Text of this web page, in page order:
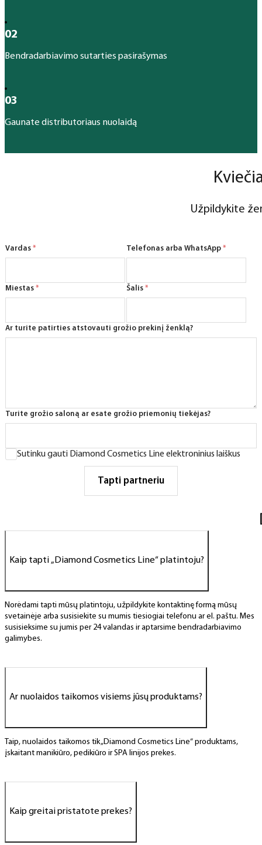
02
Bendradarbiavimo sutarties pasirašymas
03
Gaunate distributoriaus nuolaidą
Užpildykite
Vardas * Telefonas arba WhatsApp *
Miestas * Šalis *
Ar turite patirties atstovauti grožio prekinį ženklą?
Turite grožio saloną ar esate grožio priemonių tiekėjas?
x
Sutinku gauti Diamond Cosmetics Line elektroninius laiškus
Tapti partneriu
Kaip tapti „Diamond Cosmetics Line“ platintoju?
Norėdami tapti mūsų platintoju, užpildykite kontaktinę formą mūsų
svetainėje arba susisiekite su mumis tiesiogiai telefonu ar el. paštu. Mes
susisieksime su jumis per 24 valandas ir aptarsime bendradarbiavimo
galimybes.
Ar nuolaidos taikomos visiems jūsų produktams?
Taip, nuolaidos taikomos tik „Diamond Cosmetics Line“ produktams,
įskaitant manikiūro, pedikiūro ir SPA linijos prekes.
Kaip greitai pristatote prekes?